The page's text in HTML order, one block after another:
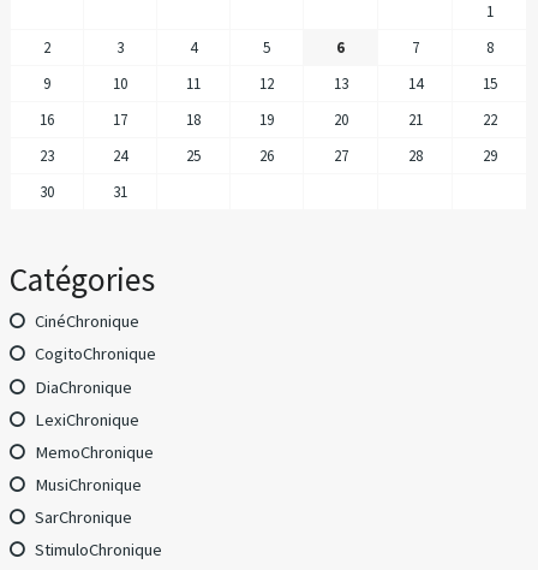
1
2
3 4 5 6 7
8
9
10 11 12 13 14
15
16
17 18 19 20 21
22
23
24 25 26 27 28
29
30
31
Catégories
CinéChronique
CogitoChronique
DiaChronique
LexiChronique
MemoChronique
MusiChronique
SarChronique
StimuloChronique